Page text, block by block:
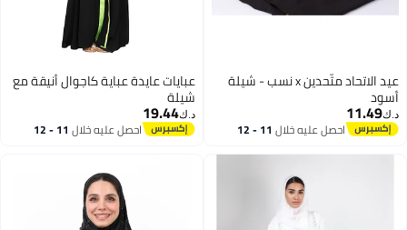
عيد الاتحاد متّحدين x نسب - شيلة
أسود
د.ك‏11.49
احصل عليه خلال 11 - 12
عبايات عايدة عباية كاجوال أنيقة مع
شيلة
د.ك‏19.44
احصل عليه خلال 11 - 12